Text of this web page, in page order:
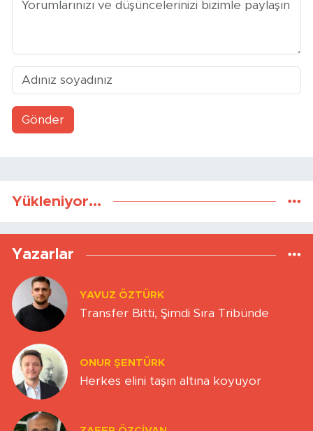
Gönder
Yükleniyor...
Yazarlar
YAVUZ ÖZTÜRK
Transfer Bitti, Şimdi Sıra Tribünde
ONUR ŞENTÜRK
Herkes elini taşın altına koyuyor